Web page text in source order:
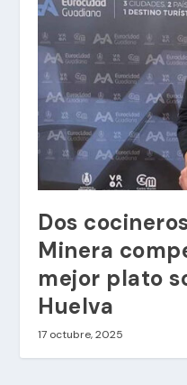
Dos
Minera
mejor plato
Huelva
17 octubre, 2025